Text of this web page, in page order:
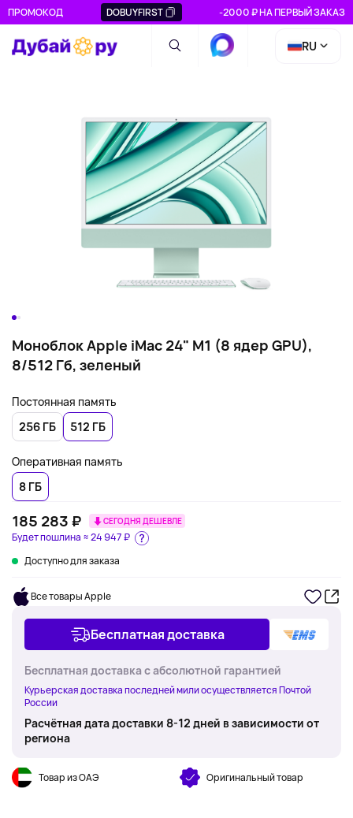
ПРОМОКОД DOBUYFIRST -2000 ₽ НА ПЕРВЫЙ ЗАКАЗ
RU
Моноблок Apple iMac 24" M1 (8 ядер GPU),
8/512 Гб, зеленый
Постоянная память
256 ГБ
512 ГБ
Оперативная память
8 ГБ
Будет пошлина ≈24 947 ₽
185 283 ₽ СЕГОДНЯ ДЕШЕВЛЕ
Доступно для заказа
Все товары Apple
Бесплатная доставка
Бесплатная доставка с абсолютной гарантией
Курьерская доставка последней мили осуществляется Почтой
России
Расчётная дата доставки 8-12 дней в зависимости от
региона
Товар из ОАЭ Оригинальный товар